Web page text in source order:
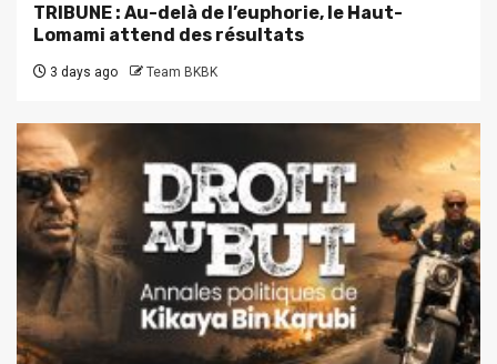
TRIBUNE : Au-delà de l’euphorie, le Haut-
Lomami attend des résultats
3 days ago Team BKBK